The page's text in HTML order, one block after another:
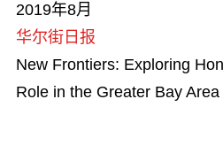
2019年8月
华尔街日报
New Frontiers: Exploring
Role in the Greater Bay Area